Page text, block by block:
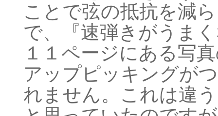
ことで弦の抵抗を減
で、『速弾きがうま
１１ページにある写
アップピッキングが
れません。これは違